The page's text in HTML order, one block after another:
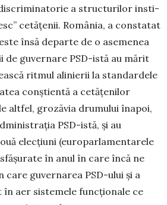
a structurilor insti­
cetățenii. România, a constatat
însă departe de o asemenea
de guvernare PSD-istă au mărit
ritmul alinierii la standardele
conștientă a cetățenilor
alt­fel, grozăvia drumului înapoi,
PSD-istă, și au
elecțiuni (europarlamentarele
în anul în care încă ne
care guverna­rea PSD-ului și a
în aer sistemele funcționale ce